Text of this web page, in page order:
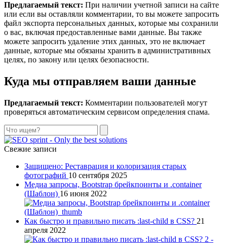
Предлагаемый текст: При наличии учетной записи на сайте
или если вы оставляли комментарии, то вы можете запросить
файл экспорта персональных данных, которые мы сохранили
о вас, включая предоставленные вами данные. Вы также
можете запросить удаление этих данных, это не включает
данные, которые мы обязаны хранить в административных
целях, по закону или целях безопасности.
Куда мы отправляем ваши данные
Предлагаемый текст: Комментарии пользователей могут
проверяться автоматическим сервисом определения спама.
Поиск
Свежие записи
Защищено: Реставрация и колоризация старых
фотографий 10 сентября 2025
Медиа запросы, Bootstrap брейкпоинты и .container
(Шаблон) 16 июня 2022
Как быстро и правильно писать :last-child в CSS? 21
апреля 2022